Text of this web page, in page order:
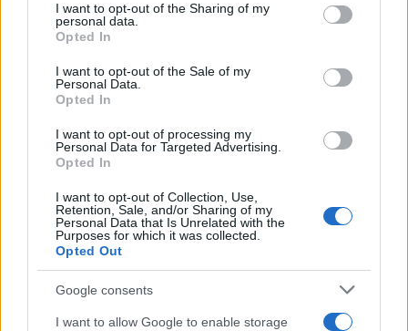
I want to opt-out of the Sharing of my
personal data.
Opted In
I want to opt-out of the Sale of my
Personal Data.
Opted In
I want to opt-out of processing my
Personal Data for Targeted Advertising.
Opted In
I want to opt-out of Collection, Use,
Retention, Sale, and/or Sharing of my
Personal Data that Is Unrelated with the
Purposes for which it was collected.
Opted Out
Google consents
I want to allow Google to enable storage
Sulmona, Fidene, San Zenone:
l’insopportabile autocensura dei
media
16 Settembre 2025, 5:59